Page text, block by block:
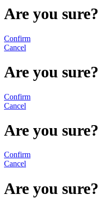
Are you sure?
Confirm
Cancel
Are you sure?
Confirm
Cancel
Are you sure?
Confirm
Cancel
Are you sure?